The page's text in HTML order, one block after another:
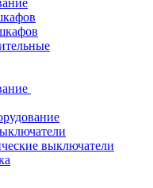
выключатели